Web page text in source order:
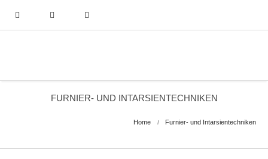
FURNIER- UND INTARSIENTECHNIKEN
Home Furnier- und Intarsientechniken